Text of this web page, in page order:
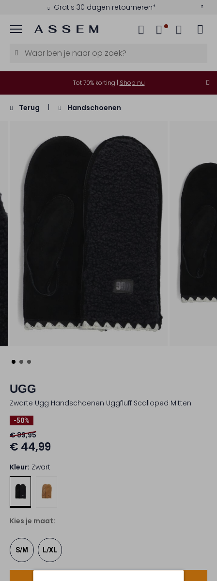
Gratis 30 dagen retourneren*
Menu
Tot 70% korting | Shop nu
Terug Handschoenen
UGG
Zwarte Ugg Handschoenen Uggfluff Scalloped Mitten
-50%
€ 89,95
€ 44,99
Kleur: Zwart
Kies je maat:
S/M L/XL